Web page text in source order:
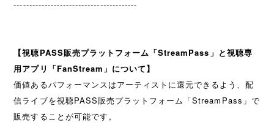
----------------------------------------
【視聴PASS販売プラットフォーム「StreamPass」と視聴専
用アプリ「FanStream」について】
価値あるパフォーマンスはアーティストに還元できるよう、配
信ライブを視聴PASS販売プラットフォーム「StreamPass」で
販売することが可能です。